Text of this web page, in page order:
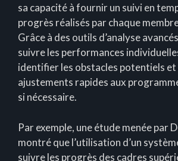
sa capacité à fournir un suivi en
progrès réalisés par chaque
Grâce à des outils d’analyse
suivre les performances
identifier les obstacles potentiels
ajustements rapides aux
si nécessaire.
Par exemple, une étude menée par
montré que l’utilisation d’un
suivre les progrès des cadres